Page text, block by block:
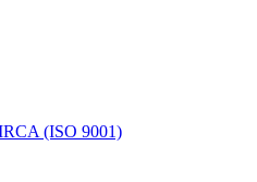
(ISO 9001)